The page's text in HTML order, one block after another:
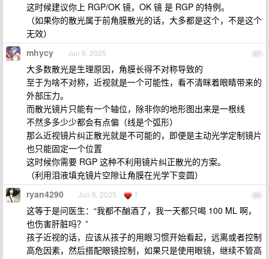
这时候建议你上 RGP/OK 镜，OK 镜 是 RGP 的特例。
（如果你的散光属于前角膜散光的话，大多都是这个，不是这个
无效）
67
mhycy Jun 9, 2025
大多数散光是生理原因，角膜长得不对称导致的
至于为啥不对称，近视就是一个可能性，看不清眯着眼睛带来的
外部压力。
而散光镜片只能有一个轴位，除非你的地形图出来是一根线
不然多多少少都会有点偏（线是个弧形）
那么近视镜片纠正散光就是不可能的，即便是主动光学定制镜片
也只能固定一个位置
这时候你需要 RGP 这种不利用镜片纠正散光的方案。
（利用泪液填充镜片空隙让角膜在光学下变圆）
68
ryan4290 Jun 9, 2025 1
这等于是问医生：“我都不酗酒了，我一天都只喝 100 ML 啊，
也伤害肝脏吗？”
孩子近视的话，应该从孩子的用眼习惯开始看起，远离或者控制
高危因素，然后搭配眼镜控制，如果只是使用眼镜，继续不管高